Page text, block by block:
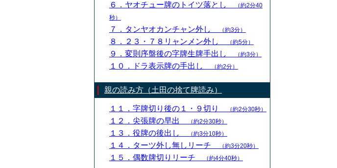
６．ヤオチュー牌のトイツ落とし
（約2分40
秒）
７．タンヤオカンチャン外し （約3分）
８．２３・７８リャンメン外し （約5分）
９．変則序盤後の字牌生牌手出し （約3分）
１０．ドラ表示牌の手出し （約2分）
親の読み方（土田の捨て牌読み）
１１．字牌切り後の１・９切り （約2分30秒）
１２．尖張牌の早出 （約2分30秒）
１３．役牌の後出し （約3分10秒）
１４．ターツ外し無しリーチ （約3分20秒）
１５．偶数牌切りリーチ （約4分40秒）